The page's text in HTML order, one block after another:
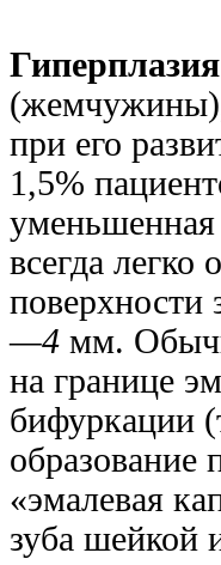
Гиперплазия
(жемчужины),
при его
1,5%
всегда
поверхности
—4 мм.
на границе
бифуркации
образование
«эмалевая
зуба шейкой